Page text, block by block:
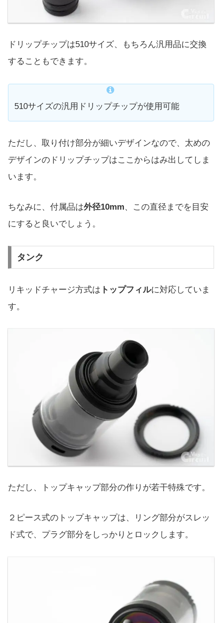
ドリップチップは510サイズ、もちろん汎用品に交換
することもできます。
510サイズの汎用ドリップチップが使用可能
ただし、取り付け部分が細いデザインなので、太めの
デザインのドリップチップはここからはみ出してしま
います。
ちなみに、付属品は外径10mm、この直径までを目安
にすると良いでしょう。
タンク
リキッドチャージ方式は トップフィルに対応していま
す。
ただし、トップキャップ部分の作りが若干特殊です。
２ピース式のトップキャップは、リング部分がスレッ
ド式で、プラグ部分をしっかりとロックします。